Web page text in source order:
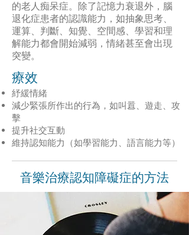
的老人痴呆症。除了記憶力衰退外，腦
退化症患者的認識能力，如抽象思考、
運算、判斷、知覺、空間感、學習和理
解能力都會開始減弱，情緒甚至會出現
突變。
療效
紓緩情緒
減少緊張所作出的行為，如叫囂、遊走、攻
擊
提升社交互動
維持認知能力（如學習能力、語言能力等）
音樂治療認知障礙症的方法